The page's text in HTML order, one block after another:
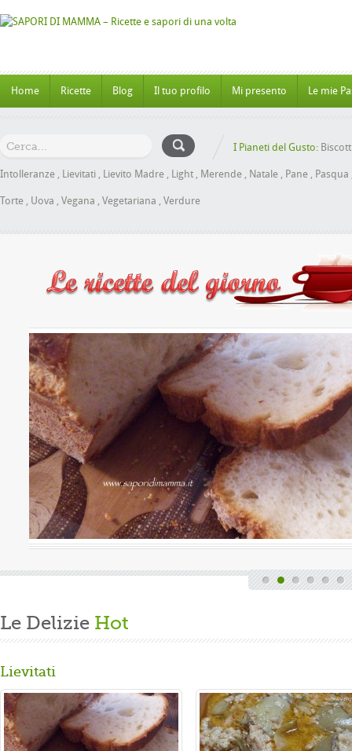
Home Ricette Blog Il tuo profilo Mi presento Le mie
I Pianeti del Gusto:
Intolleranze , Lievitati , Lievito Madre , Light , Merende , Natale , Pane , Pasqua
Torte , Uova , Vegana , Vegetariana , Verdure
Panbrioche al Miele senza
uova
Valutazione media: (0 / 5)
Oggi è domenica, quindi finita la fatica del lavoro settimanale
e delle faccende di casa, mi dedico alla mia grande passione.
Volevo preparare un panbrioche salutare per la ...
Gusta...
Le Delizie Hot
Lievitati